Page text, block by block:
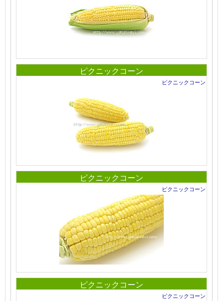
ピクニックコーン
ピクニックコーン
ピクニックコーン
ピクニックコーン
ピクニックコーン
ピクニックコーン